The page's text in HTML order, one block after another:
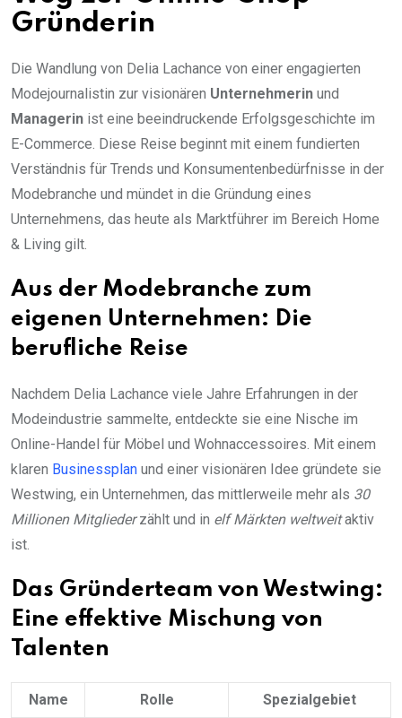
Gründerin
Die Wandlung von Delia Lachance von einer engagierten
Modejournalistin zur visionären Unternehmerin und
Managerin ist eine beeindruckende Erfolgsgeschichte im
E-Commerce. Diese Reise beginnt mit einem fundierten
Verständnis für Trends und Konsumentenbedürfnisse in der
Modebranche und mündet in die Gründung eines
Unternehmens, das heute als Marktführer im Bereich Home
& Living gilt.
Aus der Modebranche zum
eigenen Unternehmen: Die
berufliche Reise
Nachdem Delia Lachance viele Jahre Erfahrungen in der
Modeindustrie sammelte, entdeckte sie eine Nische im
Online-Handel für Möbel und Wohnaccessoires. Mit einem
klaren Businessplan und einer visionären Idee gründete sie
Westwing, ein Unternehmen, das mittlerweile mehr als 30
Millionen Mitgliederzählt und in elf Märkten weltweitaktiv
ist.
Das Gründerteam von Westwing:
Eine effektive Mischung von
Talenten
Name Rolle Spezialgebiet